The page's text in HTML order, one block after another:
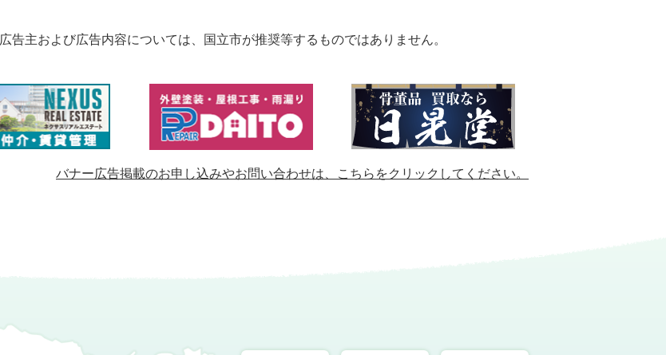
広告主および広告内容については、 国立市が推奨等するものではありません。
バナー広告掲載のお申し込みやお問い合わせは、 こちらをクリックしてください。